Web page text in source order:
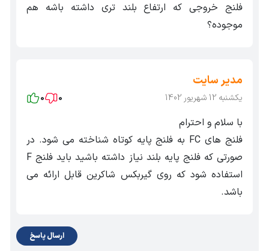
فلنج خروجی که ارتفاع بلند تری داشته باشه هم
موجوده؟
مدیر سایت
یکشنبه 12 شهریور 1402 0
0
با سلام و احترام
فلنج های FC به فلنج پایه کوتاه شناخته می شود. در
صورتی که فلنج پایه بلند نیاز داشته باشید باید فلنج F
استفاده شود که روی گیربکس شاکرین قابل ارائه می
باشد.
ارسال پاسخ